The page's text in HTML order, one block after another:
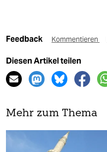
Feedback Kommentieren
Diesen Artikel teilen
Mehr zum Thema